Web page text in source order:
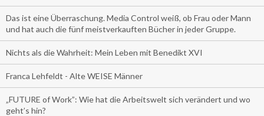
Das ist eine Überraschung. Media Control weiß, ob Frau oder Mann
und hat auch die fünf meistverkauften Bücher in jeder Gruppe.
Nichts als die Wahrheit: Mein Leben mit Benedikt XVI
Franca Lehfeldt - Alte WEISE Männer
„FUTURE of Work”: Wie hat die Arbeitswelt sich verändert und wo
geht’s hin?